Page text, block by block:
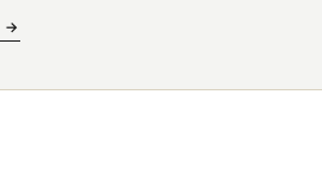
→